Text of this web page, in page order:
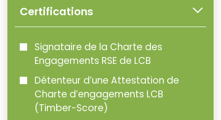
Certifications
Signataire de la Charte des
Engagements RSE de LCB
Détenteur d’une Attestation de
Charte d’engagements LCB
(Timber-Score)